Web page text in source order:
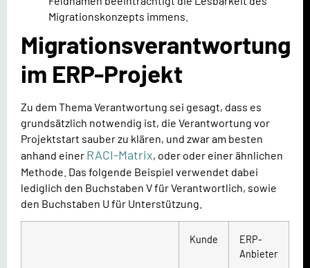
Migrationskonzepts immens.
Migrationsverantwortung
im ERP-Projekt
Zu dem Thema Verantwortung sei gesagt, dass es
grundsätzlich notwendig ist, die Verantwortung vor
Projektstart sauber zu klären, und zwar am besten
anhand einer RACI-Matrix, oder oder einer ähnlichen
Methode. Das folgende Beispiel verwendet dabei
lediglich den Buchstaben V für Verantwortlich, sowie
den Buchstaben U für Unterstützung.
Kunde
ERP-
Anbieter